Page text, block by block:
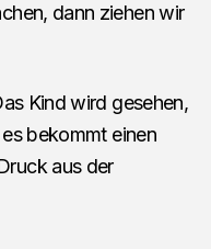
dann ziehen wir
Kind wird gesehen,
bekommt einen
aus der